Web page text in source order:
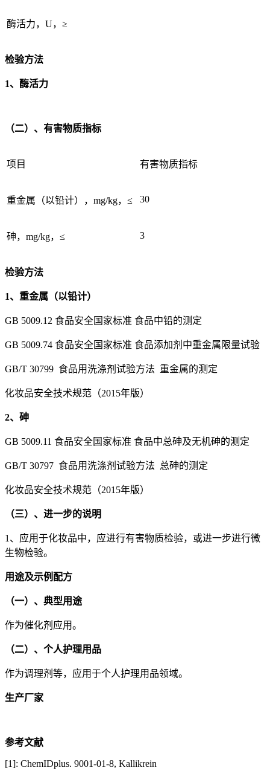
酶活力，U，≥
检验方法
1、酶活力
（二）、有害物质指标
项目 有害物质指标
重金属（以铅计），mg/kg，≤ 30
砷，mg/kg，≤ 3
检验方法
1、重金属（以铅计）
GB 5009.12 食品安全国家标准 食品中铅的测定
GB 5009.74 食品安全国家标准 食品添加剂中重金属限量试验
GB/T 30799 食品用洗涤剂试验方法 重金属的测定
化妆品安全技术规范（2015年版）
2、砷
GB 5009.11 食品安全国家标准 食品中总砷及无机砷的测定
GB/T 30797 食品用洗涤剂试验方法 总砷的测定
化妆品安全技术规范（2015年版）
（三）、进一步的说明
1、应用于化妆品中，应进行有害物质检验，或进一步进行微
生物检验。
用途及示例配方
（一）、典型用途
作为催化剂应用。
（二）、个人护理用品
作为调理剂等，应用于个人护理用品领域。
生产厂家
参考文献
[1]: ChemIDplus. 9001-01-8, Kallikrein